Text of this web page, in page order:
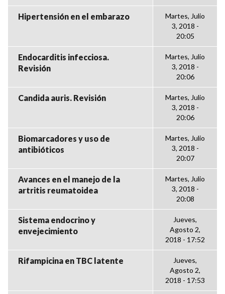
Hipertensión en el embarazo
Martes, Julio
3, 2018 -
20:05
Endocarditis infecciosa.
Revisión
Martes, Julio
3, 2018 -
20:06
Candida auris. Revisión
Martes, Julio
3, 2018 -
20:06
Biomarcadores y uso de
antibióticos
Martes, Julio
3, 2018 -
20:07
Avances en el manejo de la
artritis reumatoidea
Martes, Julio
3, 2018 -
20:08
Sistema endocrino y
envejecimiento
Jueves,
Agosto 2,
2018 - 17:52
Rifampicina en TBC latente
Jueves,
Agosto 2,
2018 - 17:53